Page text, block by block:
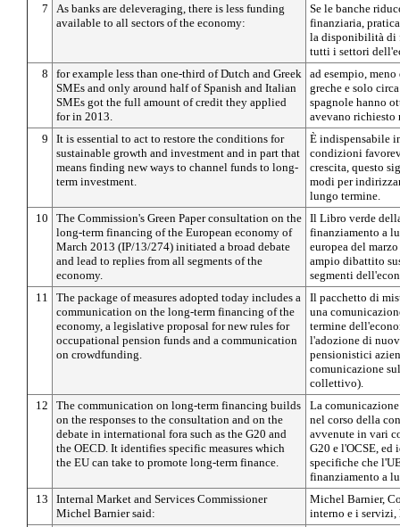
7
As banks are deleveraging, there is less funding
available to all sectors of the economy:
Se le banche
finanziaria,
la disponibilità di
tutti i settori
8
for example less than one-third of Dutch and Greek
SMEs and only around half of Spanish and Italian
SMEs got the full amount of credit they applied
for in 2013.
ad esempio,
greche e solo
spagnole hanno
avevano richiesto
9
It is essential to act to restore the conditions for
sustainable growth and investment and in part that
means finding new ways to channel funds to long-
term investment.
È indispensabile
condizioni
crescita, questo
modi per
lungo termine.
10
The Commission's Green Paper consultation on the
long-term financing of the European economy of
March 2013 (IP/13/274) initiated a broad debate
and lead to replies from all segments of the
economy.
Il Libro verde
finanziamento a
europea del
ampio dibattito
segmenti
11
The package of measures adopted today includes a
communication on the long-term financing of the
economy, a legislative proposal for new rules for
occupational pension funds and a communication
on crowdfunding.
Il pacchetto di
una
termine
l'adozione di
pensionistici
comunicazione
collettivo).
12
The communication on long-term financing builds
on the responses to the consultation and on the
debate in international fora such as the G20 and
the OECD. It identifies specific measures which
the EU can take to promote long-term finance.
La
nel corso della
avvenute in vari
G20 e l'OCSE, ed
specifiche che
finanziamento a
13
Internal Market and Services Commissioner
Michel Barnier said:
Michel Barnier,
interno e i servizi,